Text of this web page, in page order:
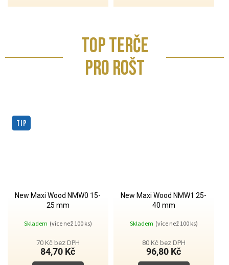
TOP TERČE
PRO ROŠT
TIP
New Maxi Wood NMW0 15-
25 mm
Skladem (více než 100 ks)
70 Kč bez DPH
84,70 Kč
New Maxi Wood NMW1 25-
40 mm
Skladem (více než 100 ks)
80 Kč bez DPH
96,80 Kč